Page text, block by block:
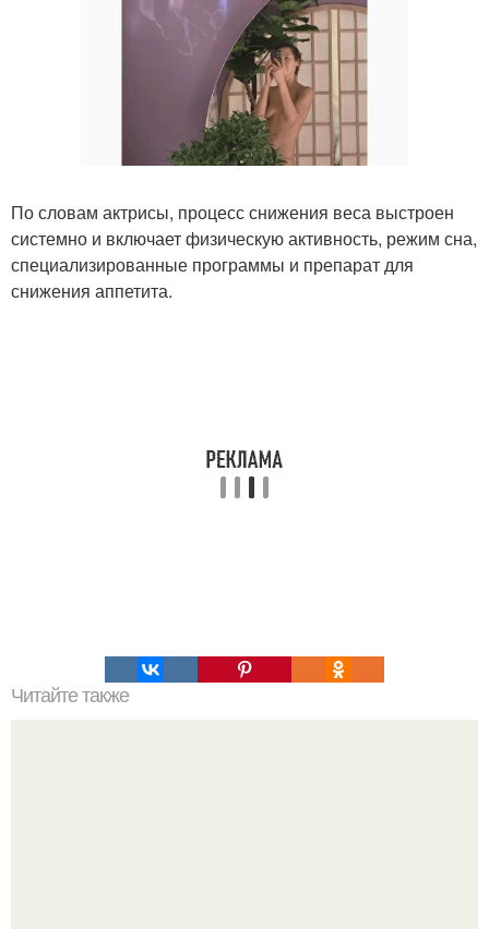
По словам актрисы, процесс снижения веса выстроен
системно и включает физическую активность, режим сна,
специализированные программы и препарат для
снижения аппетита.
Читайте также